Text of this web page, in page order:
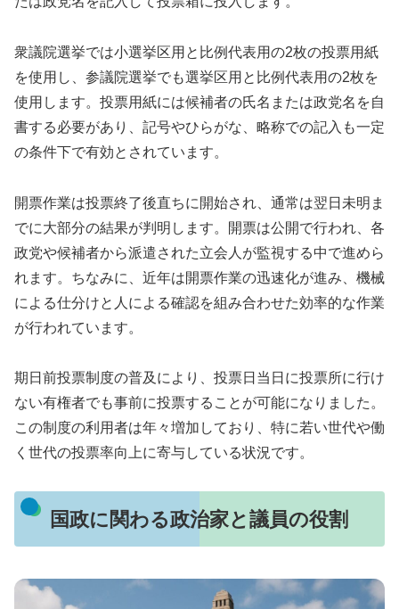
衆議院選挙では小選挙区用と比例代表用の2枚の投票用紙
を使用し、参議院選挙でも選挙区用と比例代表用の2枚を
使用します。投票用紙には候補者の氏名または政党名を自
書する必要があり、記号やひらがな、略称での記入も一定
の条件下で有効とされています。
開票作業は投票終了後直ちに開始され、通常は翌日未明ま
でに大部分の結果が判明します。開票は公開で行われ、各
政党や候補者から派遣された立会人が監視する中で進めら
れます。ちなみに、近年は開票作業の迅速化が進み、機械
による仕分けと人による確認を組み合わせた効率的な作業
が行われています。
期日前投票制度の普及により、投票日当日に投票所に行け
ない有権者でも事前に投票することが可能になりました。
この制度の利用者は年々増加しており、特に若い世代や働
く世代の投票率向上に寄与している状況です。
国政に関わる政治家と議員の役割